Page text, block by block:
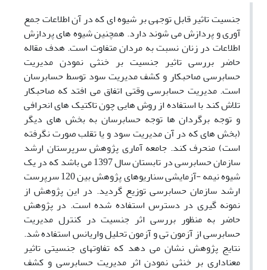
جنسیت تاثیر قابل توجهی بر شیوه ای که در آن اطلاعات جمع
آوری و پردازش می شوند دارد. همچنین شیوه های پردازش
اطلاعات در زنان نسبت به مردان متفاوت است. هدف مقاله
حاضر بررسی تاثیر جنسیت بر خنثی نمودن مدیریت
حسابرسی صاحبکار و کشف مدیریت سود توسط حسابرسان
است. مدیریت حسابرسی وقتی اتفاق می افتد که صاحبکار
تلاش کند با استفاده از روش هایی چون تاکتیک های انحرافی
و توجه برگردان ها توجه حسابرسان به بخش های دیگر
(بخش های که در آن مدیریت سود و یا تقلب صورت نگرفته
است) منحرف کند. جامعه آماری پژوهش سرپرستان ارشد
سازمان حسابرسی در تابستان سال 1397 می باشد که در یک
شیوه نیمه -آزمایشی سناریوهای پژوهش بین 120 سرپرست
ارشد سازمان حسابرسی توزیع گردید. در این پژوهش از
نمونه گیری در دسترس استفاده شده است. در پژوهش
حاضر به منظور بررسی اثر جنسیت در کنترل مدیریت
حسابرسی از آزمون تی و آزمون تحلیل واریانس استفاده شد.
نتایج پژوهش نشان می دهد که تفاوتهای جنسیتی تاثیر
معناداری بر خنثی نمودن اثر مدیریت حسابرسی و کشف